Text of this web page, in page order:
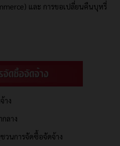
และ การขอเปลี่ยนคืนบุหรี่
าง
ลาง
วนการจัดซื้อจัดจ้าง